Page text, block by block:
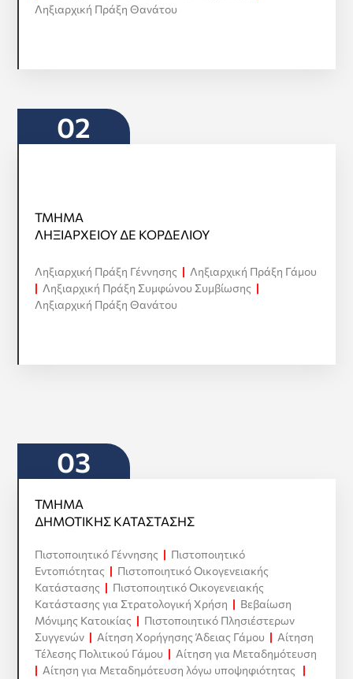
Ληξιαρχική Πράξη Θανάτου
02
ΤΜΗΜΑ
ΛΗΞΙΑΡΧΕΙΟΥ ΔΕ ΚΟΡΔΕΛΙΟΥ
Ληξιαρχική Πράξη Γέννησης | Ληξιαρχική Πράξη Γάμου
| Ληξιαρχική Πράξη Συμφώνου Συμβίωσης |
Ληξιαρχική Πράξη Θανάτου
ΤΜΗΜΑ
ΛΗΞΙΑΡΧΕΙΟΥ ΔΕ ΚΟΡΔΕΛΙΟΥ
Προβολή όλων
03
ΤΜΗΜΑ
ΔΗΜΟΤΙΚΗΣ ΚΑΤΑΣΤΑΣΗΣ
Πιστοποιητικό Γέννησης | Πιστοποιητικό
Εντοπιότητας | Πιστοποιητικό Οικογενειακής
Κατάστασης | Πιστοποιητικό Οικογενειακής
Κατάστασης για Στρατολογική Χρήση | Βεβαίωση
Μόνιμης Κατοικίας | Πιστοποιητικό Πλησιέστερων
Συγγενών | Αίτηση Χορήγησης Άδειας Γάμου | Αίτηση
Τέλεσης Πολιτικού Γάμου | Αίτηση για Μεταδημότευση
| Αίτηση για Μεταδημότευση λόγω υποψηφιότητας |
ΤΜΗΜΑ
ΔΗΜΟΤΙΚΗΣ ΚΑΤΑΣΤΑΣΗΣ
Προβολή όλων